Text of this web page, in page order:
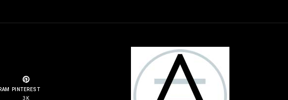
PINTEREST
3K